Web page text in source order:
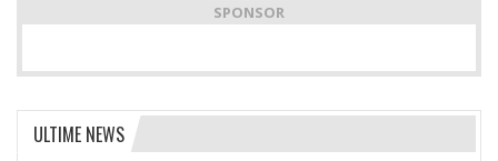
SPONSOR
ULTIME NEWS